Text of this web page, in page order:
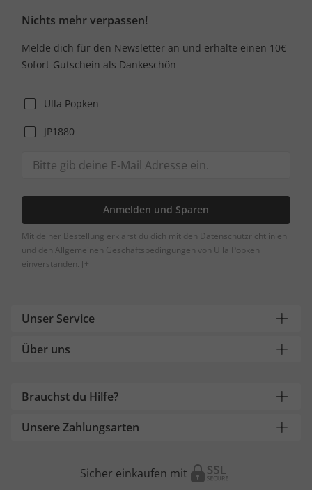
Nichts mehr verpassen!
Melde dich für den Newsletter an und erhalte einen 10€
Sofort-Gutschein als Dankeschön
Ulla Popken
JP1880
Anmelden und Sparen
Mit deiner Bestellung erklärst du dich mit den Datenschutzrichtlinien
und den Allgemeinen Geschäftsbedingungen von Ulla Popken
einverstanden. [+]
Unser Service
Über uns
Brauchst du Hilfe?
Unsere Zahlungsarten
Sicher einkaufen mit